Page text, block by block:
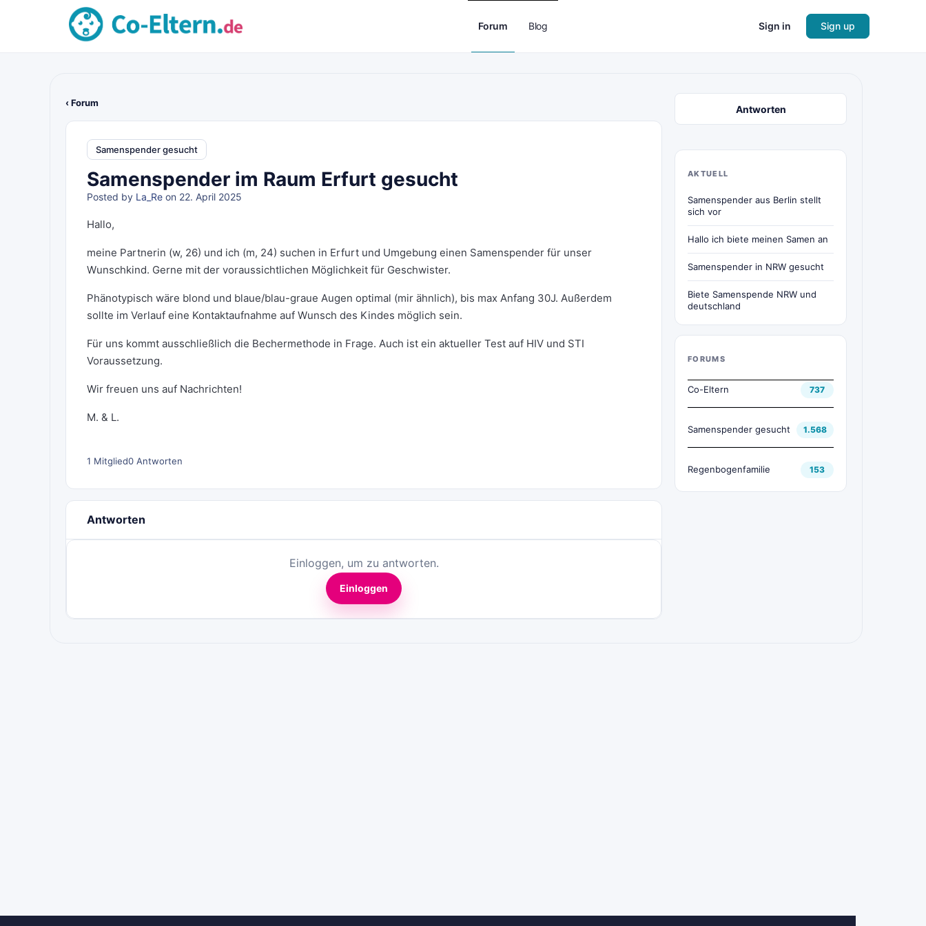
Forum Blog Sign in Sign up
‹ Forum
Samenspender gesucht
Samenspender im Raum Erfurt gesucht
Posted by La_Re on 22. April 2025
Hallo,
meine Partnerin (w, 26) und ich (m, 24) suchen in Erfurt und Umgebung einen Samenspender für unser
Wunschkind. Gerne mit der voraussichtlichen Möglichkeit für Geschwister.
Phänotypisch wäre blond und blaue/blau-graue Augen optimal (mir ähnlich), bis max Anfang 30J. Außerdem
sollte im Verlauf eine Kontaktaufnahme auf Wunsch des Kindes möglich sein.
Für uns kommt ausschließlich die Bechermethode in Frage. Auch ist ein aktueller Test auf HIV und STI
Voraussetzung.
Wir freuen uns auf Nachrichten!
M. & L.
1 Mitglied0 Antworten
Antworten
Einloggen, um zu antworten.
Einloggen
Antworten
AKTUELL
Samenspender aus Berlin stellt
sich vor
Hallo ich biete meinen Samen an
Samenspender in NRW gesucht
Biete Samenspende NRW und
deutschland
FORUMS
Co-Eltern 737
Samenspender gesucht 1.568
Regenbogenfamilie 153